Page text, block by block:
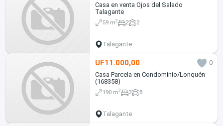
Casa en venta Ojos del Salado
Talagante
59 m2 2 2
Talagante
UF11.000,00
0
Casa Parcela en Condominio/Lonquén
(168358)
190 m2 3 8
Talagante